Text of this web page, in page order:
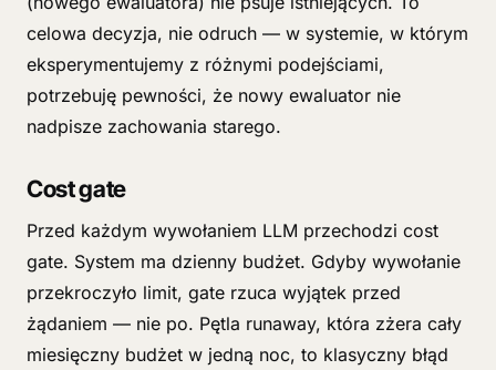
celowa decyzja, nie odruch — w systemie, w którym
eksperymentujemy z różnymi podejściami,
potrzebuję pewności, że nowy ewaluator nie
nadpisze zachowania starego.
Cost gate
Przed każdym wywołaniem LLM przechodzi cost
gate. System ma dzienny budżet. Gdyby wywołanie
przekroczyło limit, gate rzuca wyjątek przed
żądaniem — nie po. Pętla runaway, która zżera cały
miesięczny budżet w jedną noc, to klasyczny błąd